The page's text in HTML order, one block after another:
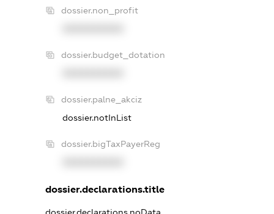
dossier.non_profit
dossier.budget_dotation
dossier.palne_akciz
dossier.notInList
dossier.bigTaxPayerReg
dossier.declarations.title